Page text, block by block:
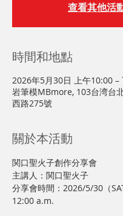
查看其他活
時間和地點
2026年5月30日 上午10:00 –
岩筆模MBmore, 103台湾台
西路275號
關於本活動
関口聖火子創作分享會
主講人：関口聖火子
分享會時間：2026/5/30（
12:00 a.m.